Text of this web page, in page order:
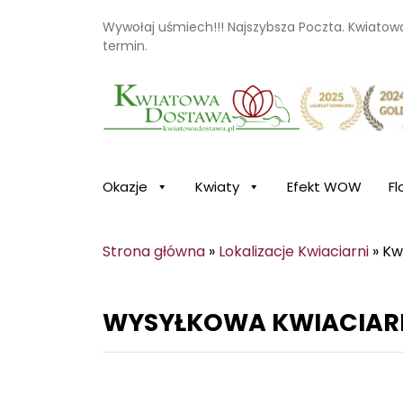
Wywołaj uśmiech!!! Najszybsza Poczta.
termin.
Kwiaciarnia internetowa Kwiatowa
Okazje Kwiaty Efekt WOW
Strona główna » Lokalizacje Kwiaciarni »
WYSYŁKOWA